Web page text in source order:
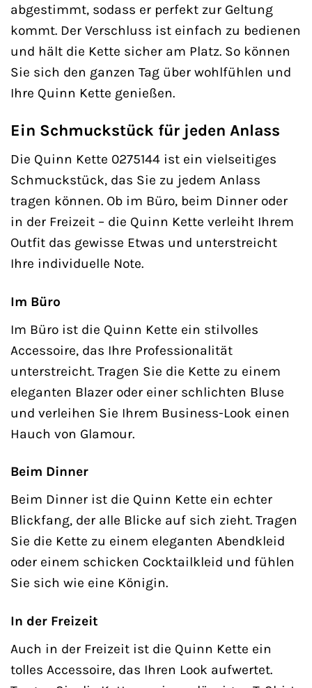
abgestimmt, sodass er perfekt zur Geltung
kommt. Der Verschluss ist einfach zu bedienen
und hält die Kette sicher am Platz. So können
Sie sich den ganzen Tag über wohlfühlen und
Ihre Quinn Kette genießen.
Ein Schmuckstück für jeden Anlass
Die Quinn Kette 0275144 ist ein vielseitiges
Schmuckstück, das Sie zu jedem Anlass
tragen können. Ob im Büro, beim Dinner oder
in der Freizeit – die Quinn Kette verleiht Ihrem
Outfit das gewisse Etwas und unterstreicht
Ihre individuelle Note.
Im Büro
Im Büro ist die Quinn Kette ein stilvolles
Accessoire, das Ihre Professionalität
unterstreicht. Tragen Sie die Kette zu einem
eleganten Blazer oder einer schlichten Bluse
und verleihen Sie Ihrem Business-Look einen
Hauch von Glamour.
Beim Dinner
Beim Dinner ist die Quinn Kette ein echter
Blickfang, der alle Blicke auf sich zieht. Tragen
Sie die Kette zu einem eleganten Abendkleid
oder einem schicken Cocktailkleid und fühlen
Sie sich wie eine Königin.
In der Freizeit
Auch in der Freizeit ist die Quinn Kette ein
tolles Accessoire, das Ihren Look aufwertet.